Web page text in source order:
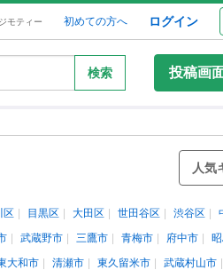
モティー 初めての方へ ログイン
検索 投稿画
人気
区 目黒区 大田区 世田谷区 渋谷区
武蔵野市 三鷹市 青梅市 府中市
大和市 清瀬市 東久留米市 武蔵村山市